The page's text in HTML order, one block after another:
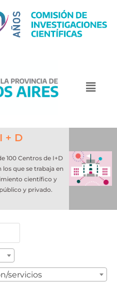
+ D
100 Centros de I+D
que se trabaja en
científico y
y privado.
servicios